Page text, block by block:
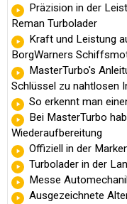
Präzision in der
Reman Turbolader
Kraft und Leistung
BorgWarners
MasterTurbo's
Schlüssel zu nahtlosen
So erkennt man
Bei MasterTurbo
Wiederaufbereitung
Offiziell in der
Turbolader in der
Messe
Ausgezeichnete